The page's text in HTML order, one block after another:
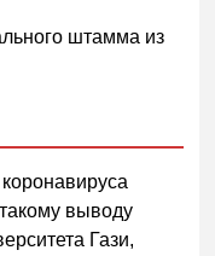
штамма из
выводу
Гази,